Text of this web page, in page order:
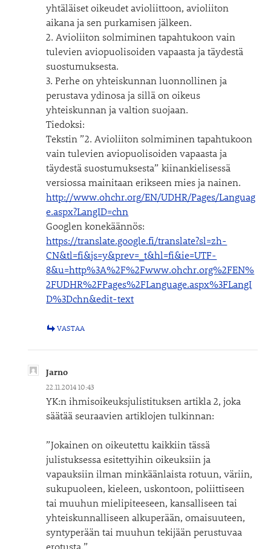
yhtäläiset oikeudet avioliittoon, avioliiton
aikana ja sen purkamisen jälkeen.
2. Avioliiton solmiminen tapahtukoon vain
tulevien aviopuolisoiden vapaasta ja täydestä
suostumuksesta.
3. Perhe on yhteiskunnan luonnollinen ja
perustava ydinosa ja sillä on oikeus
yhteiskunnan ja valtion suojaan.
Tiedoksi:
Tekstin ”2. Avioliiton solmiminen tapahtukoon
vain tulevien aviopuolisoiden vapaasta ja
täydestä suostumuksesta” kiinankielisessä
versiossa mainitaan erikseen mies ja nainen.
http://www.ohchr.org/EN/UDHR/Pages/Languag
e.aspx?LangID=chn
Googlen konekäännös:
https://translate.google.fi/translate?sl=zh-
CN&tl=fi&js=y&prev=_t&hl=fi&ie=UTF-
8&u=http%3A%2F%2Fwww.ohchr.org%2FEN%
2FUDHR%2FPages%2FLanguage.aspx%3FLangI
D%3Dchn&edit-text
VASTAA
Jarno
22.11.2014 10:43
YK:n ihmisoikeuksjulistituksen artikla 2, joka
säätää seuraavien artiklojen tulkinnan:
”Jokainen on oikeutettu kaikkiin tässä
julistuksessa esitettyihin oikeuksiin ja
vapauksiin ilman minkäänlaista rotuun, väriin,
sukupuoleen, kieleen, uskontoon, poliittiseen
tai muuhun mielipiteeseen, kansalliseen tai
yhteiskunnalliseen alkuperään, omaisuuteen,
syntyperään tai muuhun tekijään perustuvaa
erotusta.”